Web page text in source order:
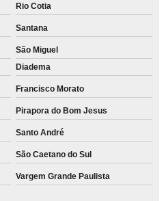
Rio Cotia
Santana
São Miguel
Diadema
Francisco Morato
Pirapora do Bom Jesus
Santo André
São Caetano do Sul
Vargem Grande Paulista